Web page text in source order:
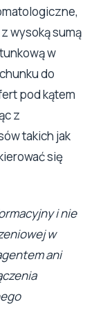
wysoką sumą
w
do
pod kątem
z
takich jak
się
i nie
w
ani